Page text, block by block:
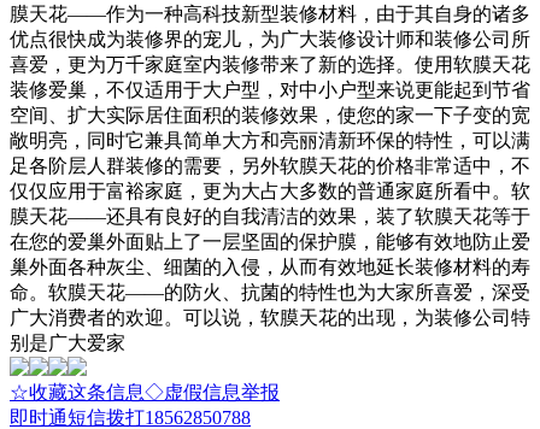
膜天花——作为一种高科技新型装修材料，由于其自身的诸多
优点很快成为装修界的宠儿，为广大装修设计师和装修公司所
喜爱，更为万千家庭室内装修带来了新的选择。使用软膜天花
装修爱巢，不仅适用于大户型，对中小户型来说更能起到节省
空间、扩大实际居住面积的装修效果，使您的家一下子变的宽
敞明亮，同时它兼具简单大方和亮丽清新环保的特性，可以满
足各阶层人群装修的需要，另外软膜天花的价格非常适中，不
仅仅应用于富裕家庭，更为大占大多数的普通家庭所看中。软
膜天花——还具有良好的自我清洁的效果，装了软膜天花等于
在您的爱巢外面贴上了一层坚固的保护膜，能够有效地防止爱
巢外面各种灰尘、细菌的入侵，从而有效地延长装修材料的寿
命。软膜天花——的防火、抗菌的特性也为大家所喜爱，深受
广大消费者的欢迎。可以说，软膜天花的出现，为装修公司特
别是广大爱家
☆收藏这条信息◇虚假信息举报
即时通短信拨打18562850788